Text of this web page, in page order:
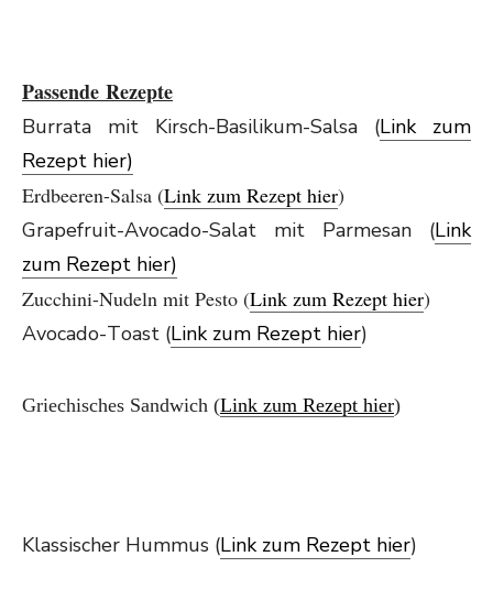
Passende Rezepte
Burrata mit Kirsch-Basilikum-Salsa (Link zum
Rezept hier)
Erdbeeren-Salsa (Link zum Rezept hier)
Grapefruit-Avocado-Salat mit Parmesan (Link
zum Rezept hier)
Zucchini-Nudeln mit Pesto (Link zum Rezept hier)
Avocado-Toast (Link zum Rezept hier)
Griechisches Sandwich (Link zum Rezept hier)
Klassischer Hummus (Link zum Rezept hier)